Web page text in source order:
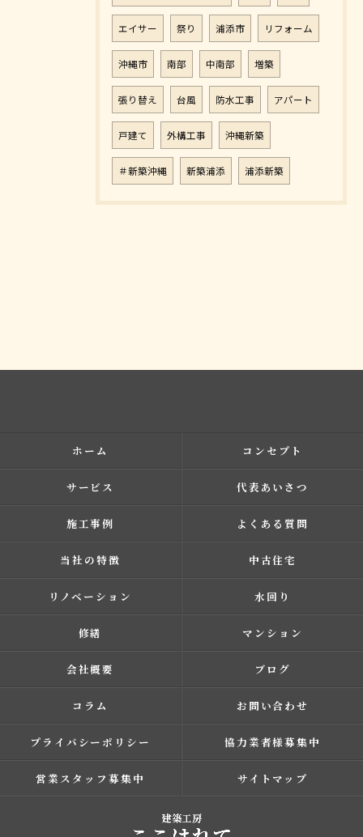
エイサー 祭り 浦添市 リフォーム
沖縄市 南部 中南部 増築
張り替え 台風 防水工事 アパート
戸建て 外構工事 沖縄新築
＃新築沖縄 新築浦添 浦添新築
ホーム コンセプト
サービス 代表あいさつ
施工事例 よくある質問
当社の特徴 中古住宅
リノベーション 水回り
修繕 マンション
会社概要 ブログ
コラム お問い合わせ
プライバシーポリシー 協力業者様募集中
営業スタッフ募集中 サイトマップ